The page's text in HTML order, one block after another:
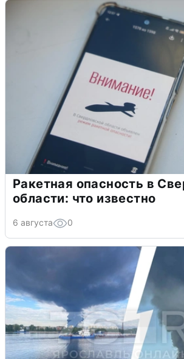
Ракетная опасность в
области: что известно
6 августа 0